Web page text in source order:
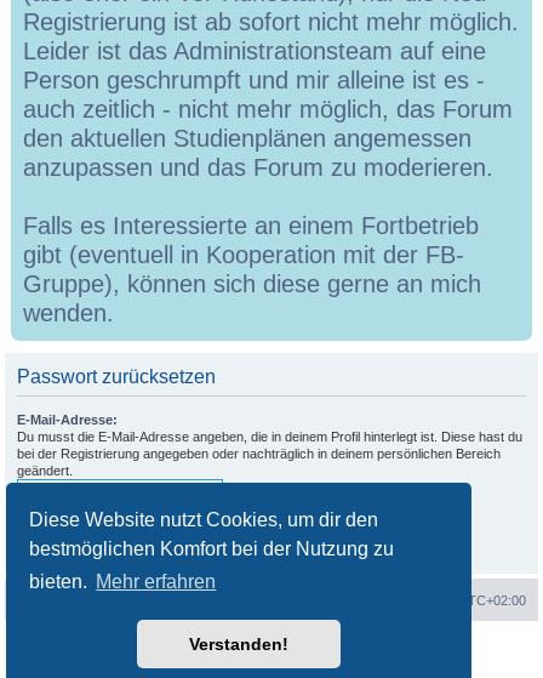
Diese Website nutzt Cookies, um dir den
bestmöglichen Komfort bei der Nutzung zu
bieten. Mehr erfahren
Verstanden!
Registrierung ist ab sofort nicht mehr möglich.
Leider ist das Administrationsteam auf eine
Person geschrumpft und mir alleine ist es -
auch zeitlich - nicht mehr möglich, das Forum
den aktuellen Studienplänen angemessen
anzupassen und das Forum zu moderieren.
Falls es Interessierte an einem Fortbetrieb
gibt (eventuell in Kooperation mit der FB-
Gruppe), können sich diese gerne an mich
wenden.
Passwort zurücksetzen
E-Mail-Adresse:
Du musst die E-Mail-Adresse angeben, die in deinem Profil hinterlegt ist. Diese hast du
bei der Registrierung angegeben oder nachträglich in deinem persönlichen Bereich
geändert.
UTC+02:00
phpBB® Forum Software © phpBB Limited
phpBB.de